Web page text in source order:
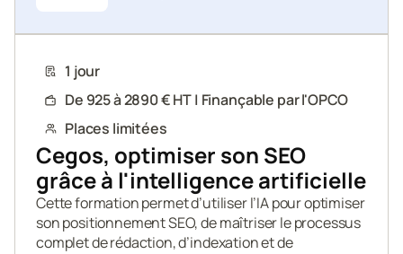
1 jour
De 925 à 2890 € HT | Finançable par l'OPCO
Places limitées
Cegos, optimiser son SEO
grâce à l'intelligence artificielle
Cette formation permet d’utiliser l’IA pour optimiser
son positionnement SEO, de maîtriser le processus
complet de rédaction, d’indexation et de